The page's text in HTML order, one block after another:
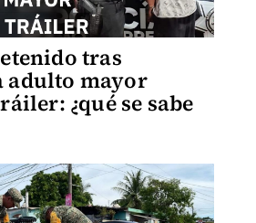
tras
adulto mayor
¿qué se sabe